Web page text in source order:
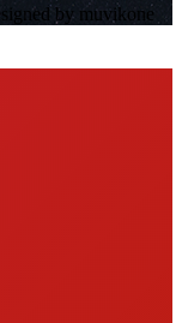
by muvikone